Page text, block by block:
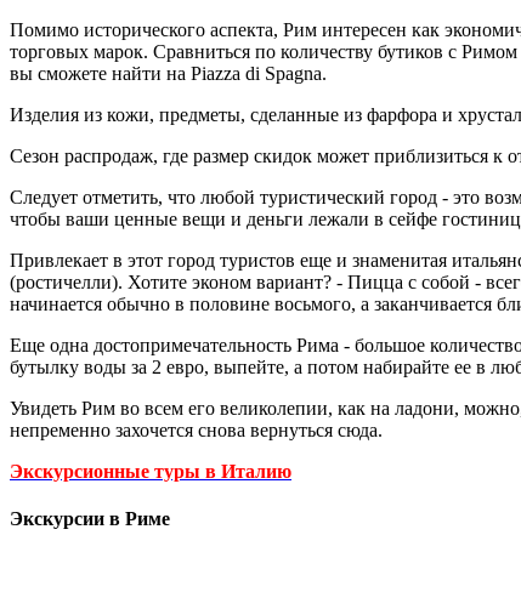
Помимо исторического аспекта, Рим интересен как
торговых марок. Сравниться по количеству бутиков с
вы сможете найти на Piazza di Spagna.
Изделия из кожи, предметы, сделанные из фарфора и
Сезон распродаж, где размер скидок может приблизиться к
Следует отметить, что любой туристический город - это
чтобы ваши ценные вещи и деньги лежали в сейфе
Привлекает в этот город туристов еще и знаменитая
(ростичелли). Хотите эконом вариант? - Пицца с собой -
начинается обычно в половине восьмого, а заканчивается
Еще одна достопримечательность Рима - большое
бутылку воды за 2 евро, выпейте, а потом набирайте ее в
Увидеть Рим во всем его великолепии, как на ладони,
непременно захочется снова вернуться сюда.
Экскурсионные туры в Италию
Экскурсии в Риме